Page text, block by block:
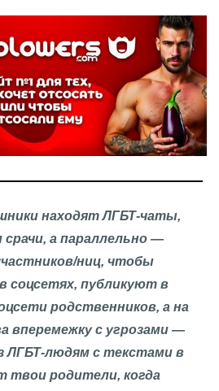
находят ЛГБТ-чаты,
а параллельно —
ниц, чтобы
соцсетях, публикуют в
родственников, а на
вперемежку с угрозами —
ЛГБТ-людям с текстами в
твои родители, когда